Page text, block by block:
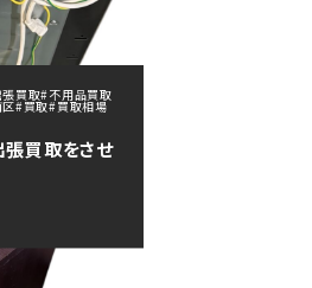
買取#不用品買取
区#買取#買取相場
買取をさせ